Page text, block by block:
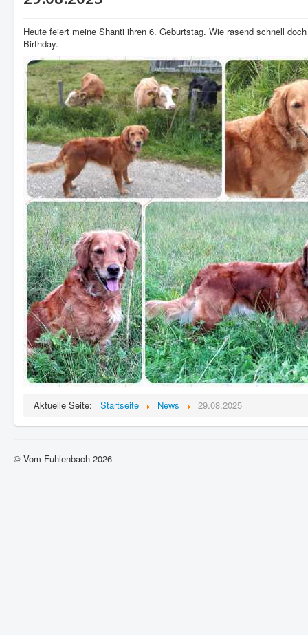
Heute feiert meine Shanti ihren 6. Geburtstag. Wie rasend schnell
Birthday.
Aktuelle Seite: Startseite News 29.08.2025
© Vom Fuhlenbach 2026